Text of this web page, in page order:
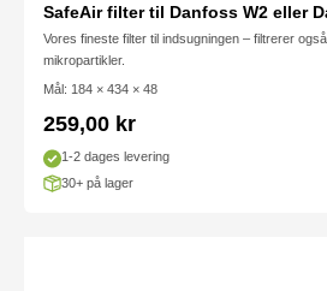
SafeAir filter til Danfoss W2 eller
Vores fineste filter til indsugningen – filtrerer
mikropartikler.
Mål: 184 × 434 × 48
Salgspris
259,00 kr
1-2 dages levering
30+ på lager